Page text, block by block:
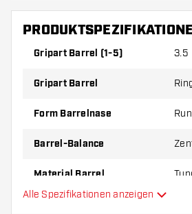
Gripart Barrel (1-5) 3.5
Gripart Barrel
Form Barrelnase
Barrel-Balance
Material Barrel
Alle Spezifikationen anzeigen